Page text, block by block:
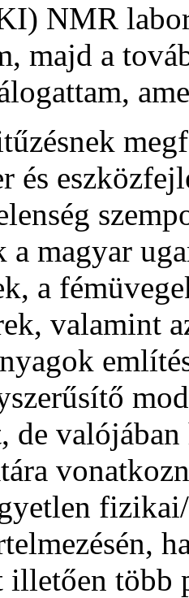
NMR
majd a
és
a magyar
a
valamint
de valójában
több